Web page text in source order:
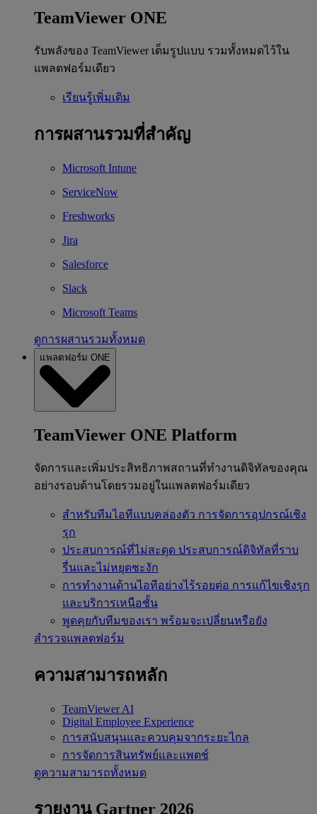
TeamViewer ONE
รับพลังของ TeamViewer เต็มรูปแบบ รวมทั้งหมดไว้ใน
แพลตฟอร์มเดียว
เรียนรู้เพิ่มเติม
การผสานรวมที่สำคัญ
Microsoft Intune
ServiceNow
Freshworks
Jira
Salesforce
Slack
Microsoft Teams
ดูการผสานรวมทั้งหมด
แพลตฟอร์ม ONE
TeamViewer ONE Platform
จัดการและเพิ่มประสิทธิภาพสถานที่ทำงานดิจิทัลของคุณ
อย่างรอบด้านโดยรวมอยู่ในแพลตฟอร์มเดียว
สำหรับทีมไอทีแบบคล่องตัว การจัดการอุปกรณ์เชิง
รุก
ประสบการณ์ที่ไม่สะดุด ประสบการณ์ดิจิทัลที่ราบ
รื่นและไม่หยุดชะงัก
การทำงานด้านไอทีอย่างไร้รอยต่อ การแก้ไขเชิงรุก
และบริการเหนือชั้น
พูดคุยกับทีมของเรา พร้อมจะเปลี่ยนหรือยัง
สำรวจแพลตฟอร์ม
ความสามารถหลัก
TeamViewer AI
Digital Employee Experience
การสนับสนุนและควบคุมจากระยะไกล
การจัดการสินทรัพย์และแพตช์
ดูความสามารถทั้งหมด
รายงาน Gartner 2026